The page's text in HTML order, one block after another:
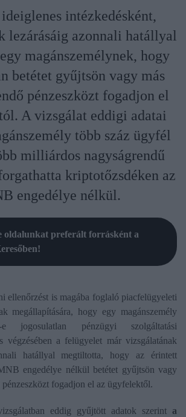
intézkedésként,
lezárásáig azonnali hatállyal
magánszemélynek, hogy
betétet gyűjtsön vagy más
pénzeszközt fogadjon el
A vizsgálat eddigi adatai
több száz ügyfél
milliárdos nagyságrendű
kriptotőzsdéken az
engedélye nélkül.
oldalunkat preferált forrásként a
ellenőrzést is magába foglaló piacfelügyeleti
megállapítására, hogy egy magánszemély
e jogosulatlan pénzügyi szolgáltatási
végzésében a felügyelet már vizsgálatának
hatállyal megtiltotta, hogy az érintett
engedélye nélkül betétet gyűjtsön vagy
pénzeszközt fogadjon el az ügyfelektől.
eddig gyűjtött adatok szerint a